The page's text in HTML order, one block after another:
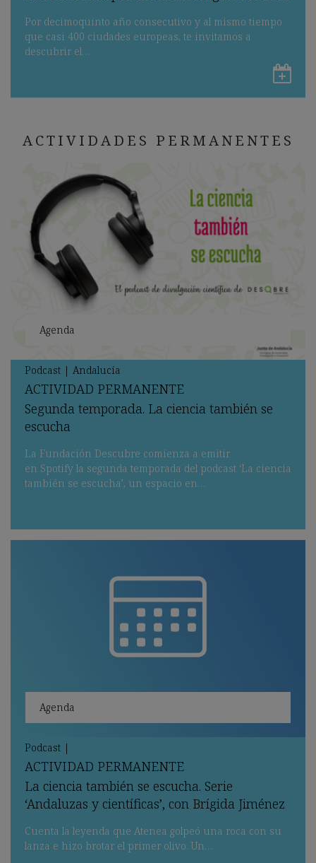
Por decimoquinto año consecutivo y al mismo tiempo
que casi 400 ciudades europeas, te invitamos a
descubrir el…
en
ACTIVIDADES PERMANENTES
Agenda
Podcast | Andalucía
ACTIVIDAD PERMANENTE
Segunda temporada. La ciencia también se
escucha
La Fundación Descubre comienza a emitir
en Spotify la segunda temporada del podcast ‘La ciencia
también se escucha’, un espacio en…
Agenda
Podcast |
ACTIVIDAD PERMANENTE
La ciencia también se escucha. Serie
‘Andaluzas y científicas’, con Brígida Jiménez
Cuenta la leyenda que Atenea golpeó una roca con su
lanza e hizo brotar el primer olivo. Un…